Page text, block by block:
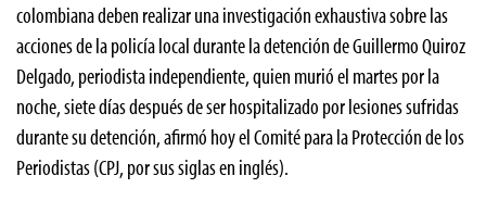
colombiana deben realizar una investigación exhaustiva sobre las
acciones de la policía local durante la detención de Guillermo Quiroz
Delgado, periodista independiente, quien murió el martes por la
noche, siete días después de ser hospitalizado por lesiones sufridas
durante su detención, afirmó hoy el Comité para la Protección de los
Periodistas (CPJ, por sus siglas en inglés).